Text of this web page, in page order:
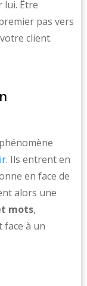
lui. Être
pas vers
client.
. Ils entrent en
en face de
alors une
mots,
face à un